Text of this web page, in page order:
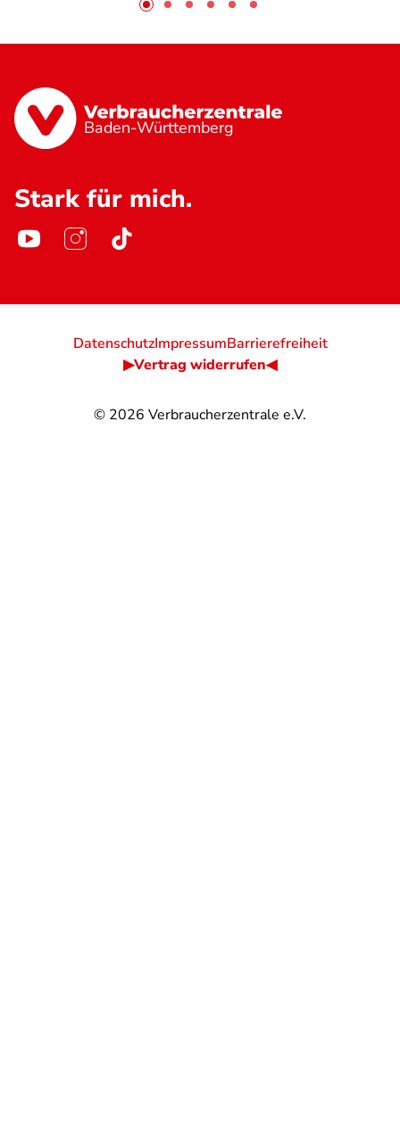
Baden-Württemberg
Stark für mich.
© 2026 Verbraucherzentrale e.V.
DatenschutzImpressumBarrierefreiheit
▶Vertrag widerrufen◀